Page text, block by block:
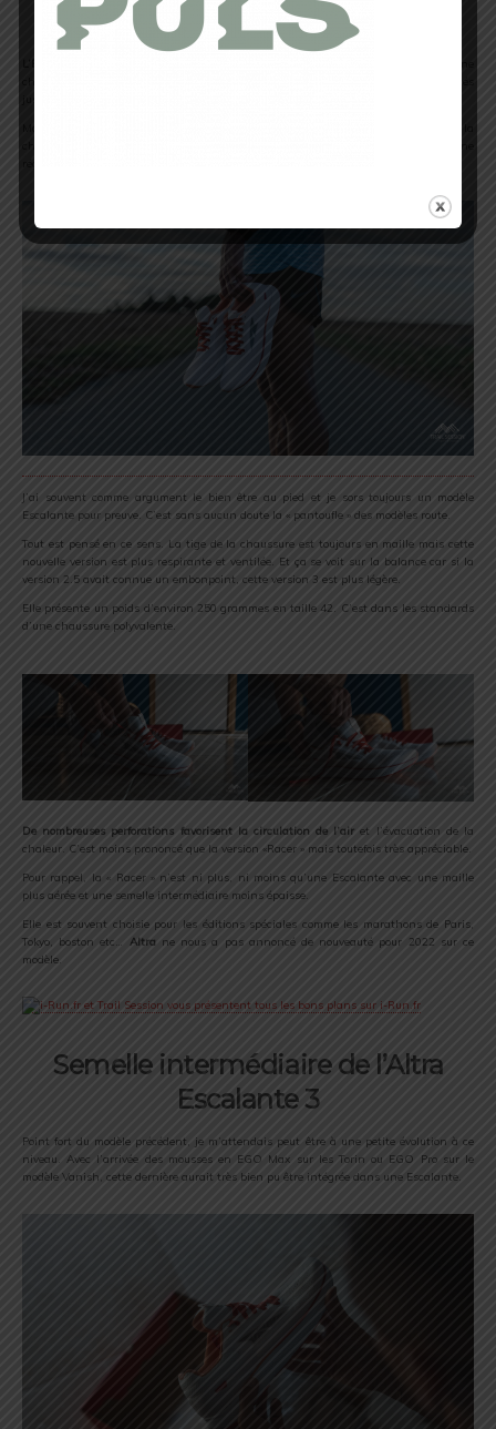
test terrain de Loïc
J’ai souvent comme argument le bien être au pied et je sors toujours un modèle
Escalante pour preuve. C’est sans aucun doute la « pantoufle » des modèles route.
Tout est pensé en ce sens. La tige de la chaussure est toujours en maille mais cette
nouvelle version est plus respirante et ventilée. Et ça se voit sur la balance car si la
version 2.5 avait connue un embonpoint, cette version 3 est plus légère.
Elle présente un poids d’environ 250 grammes en taille 42. C’est dans les standards
d’une chaussure polyvalente.
De nombreuses perforations favorisent la circulation de l’air et l’évacuation de la
chaleur. C’est moins prononcé que la version «Racer » mais toutefois très appréciable.
Pour rappel, la « Racer » n’est ni plus, ni moins qu’une Escalante avec une maille
plus aérée et une semelle intermédiaire moins épaisse.
Elle est souvent choisie pour les éditions spéciales comme les marathons de Paris,
Tokyo, boston etc… Altra ne nous a pas annoncé de nouveauté pour 2022 sur ce
modèle.
Semelle intermédiaire de l’Altra
Escalante 3
Point fort du modèle précédent, je m’attendais peut être à une petite évolution à ce
niveau. Avec l’arrivée des mousses en EGO Max sur les Torin ou EGO Pro sur le
modèle Vanish, cette dernière aurait très bien pu être intégrée dans une Escalante.